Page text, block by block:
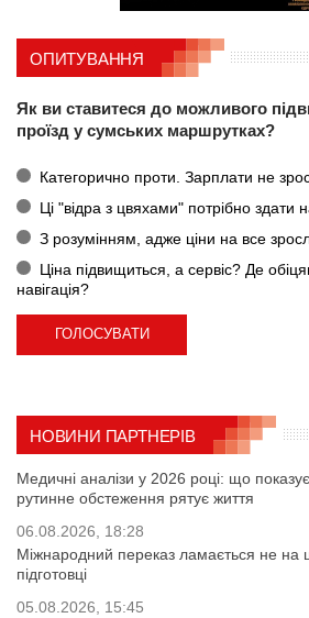
ОПИТУВАННЯ
Як ви ставитеся до можливого
проїзд у сумських маршрутках?
Категорично проти. Зарплати не
Ці "відра з цвяхами" потрібно здати
З розумінням, адже ціни на все
Ціна підвищиться, а сервіс? Де
навігація?
НОВИНИ ПАРТНЕРІВ
Медичні аналізи у 2026 році: що
рутинне обстеження рятує життя
06.08.2026, 18:28
Міжнародний переказ ламається не на
підготовці
05.08.2026, 15:45